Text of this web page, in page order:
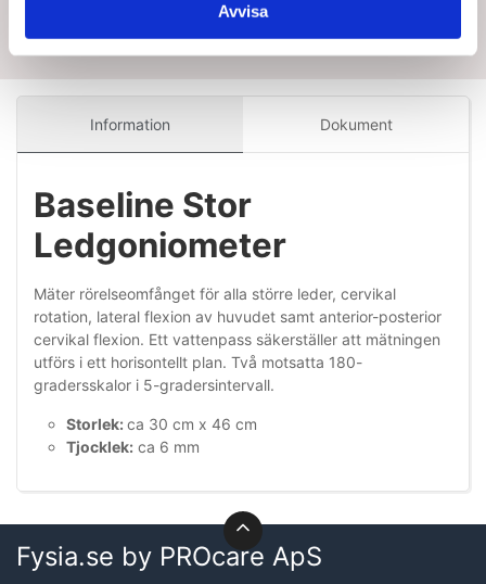
Avvisa
Information Dokument
Baseline Stor
Ledgoniometer
Mäter rörelseomfånget för alla större leder, cervikal
rotation, lateral flexion av huvudet samt anterior-posterior
cervikal flexion. Ett vattenpass säkerställer att mätningen
utförs i ett horisontellt plan. Två motsatta 180-
gradersskalor i 5-gradersintervall.
Storlek:ca 30 cm x 46 cm
Tjocklek: ca 6 mm
Fysia.se by PROcare ApS